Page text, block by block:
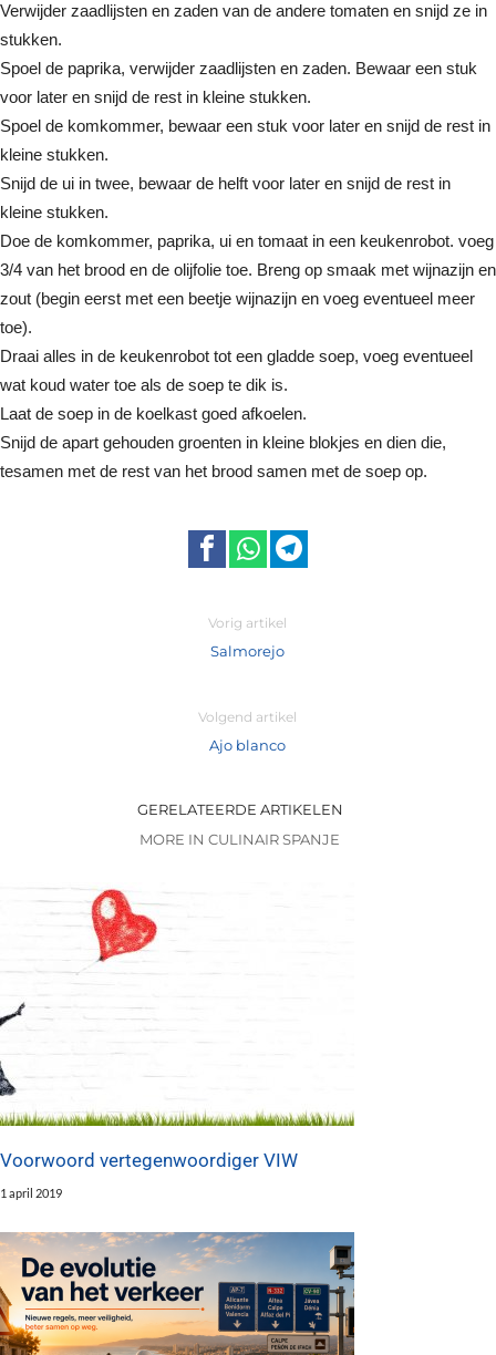
Verwijder zaadlijsten en zaden van de andere tomaten en snijd ze in
stukken.
Spoel de paprika, verwijder zaadlijsten en zaden. Bewaar een stuk
voor later en snijd de rest in kleine stukken.
Spoel de komkommer, bewaar een stuk voor later en snijd de rest in
kleine stukken.
Snijd de ui in twee, bewaar de helft voor later en snijd de rest in
kleine stukken.
Doe de komkommer, paprika, ui en tomaat in een keukenrobot. voeg
3/4 van het brood en de olijfolie toe. Breng op smaak met wijnazijn en
zout (begin eerst met een beetje wijnazijn en voeg eventueel meer
toe).
Draai alles in de keukenrobot tot een gladde soep, voeg eventueel
wat koud water toe als de soep te dik is.
Laat de soep in de koelkast goed afkoelen.
Snijd de apart gehouden groenten in kleine blokjes en dien die,
tesamen met de rest van het brood samen met de soep op.
Vorig artikel
Salmorejo
Volgend artikel
Ajo blanco
GERELATEERDE ARTIKELEN
MORE IN CULINAIR SPANJE
Voorwoord vertegenwoordiger VIW
1 april 2019